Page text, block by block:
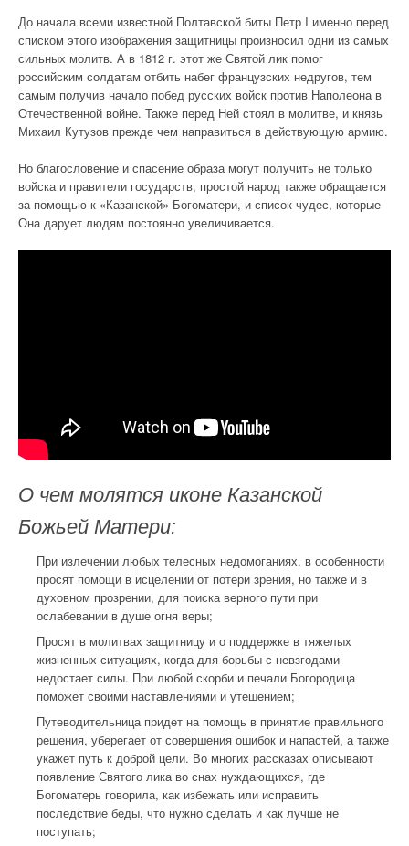
До начала всеми известной Полтавской биты Петр I именно перед
списком этого изображения защитницы произносил одни из самых
сильных молитв. А в 1812 г. этот же Святой лик помог
российским солдатам отбить набег французских недругов, тем
самым получив начало побед русских войск против Наполеона в
Отечественной войне. Также перед Ней стоял в молитве, и князь
Михаил Кутузов прежде чем направиться в действующую армию.
Но благословение и спасение образа могут получить не только
войска и правители государств, простой народ также обращается
за помощью к «Казанской» Богоматери, и список чудес, которые
Она дарует людям постоянно увеличивается.
О чем молятся иконе Казанской
Божьей Матери:
При излечении любых телесных недомоганиях, в особенности
просят помощи в исцелении от потери зрения, но также и в
духовном прозрении, для поиска верного пути при
ослабевании в душе огня веры;
Просят в молитвах защитницу и о поддержке в тяжелых
жизненных ситуациях, когда для борьбы с невзгодами
недостает силы. При любой скорби и печали Богородица
поможет своими наставлениями и утешением;
Путеводительница придет на помощь в принятие правильного
решения, уберегает от совершения ошибок и напастей, а также
укажет путь к доброй цели. Во многих рассказах описывают
появление Святого лика во снах нуждающихся, где
Богоматерь говорила, как избежать или исправить
последствие беды, что нужно сделать и как лучше не
поступать;